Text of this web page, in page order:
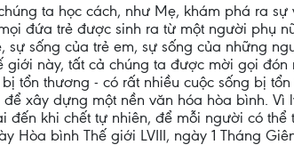
ta học cách, như Mẹ, khám phá ra sự
đứa trẻ được sinh ra từ một người phụ
sống của trẻ em, sự sống của những
này, tất cả chúng ta được mời gọi
tổn thương - có rất nhiều cuộc sống bị
xây dựng một nền văn hóa hòa bình. Vì
khi chết tự nhiên, để mỗi người có thể
bình Thế giới LVIII, ngày 1 Tháng